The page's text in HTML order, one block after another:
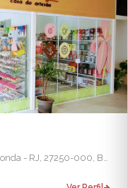
R. Cravínas, 87 - Água Limpa, Volta Redonda - RJ, 27250-000, Brasil